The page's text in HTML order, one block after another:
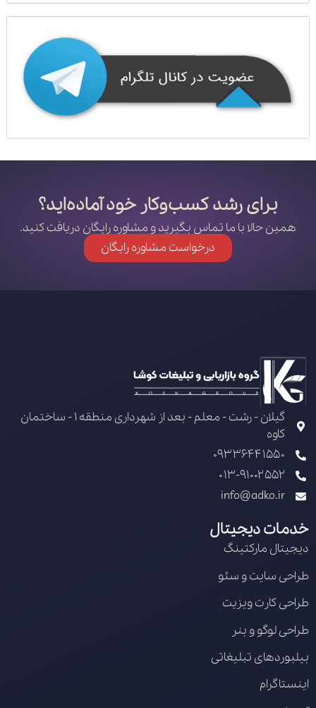
برای رشد کسب‌وکار خود آماده‌اید؟
همین حالا با ما تماس بگیرید و مشاوره رایگان دریافت کنید.
درخواست مشاوره رایگان
گیلان - رشت - معلم - بعد از شهرداری منطقه 1 - ساختمان
کاوه
09336441550
013-91002552
info@adko.ir
خدمات دیجیتال
دیجیتال مارکتینگ
طراحی سایت و سئو
طراحی کارت ویزیت
طراحی لوگو و بنر
بیلبوردهای تبلیغاتی
اینستاگرام